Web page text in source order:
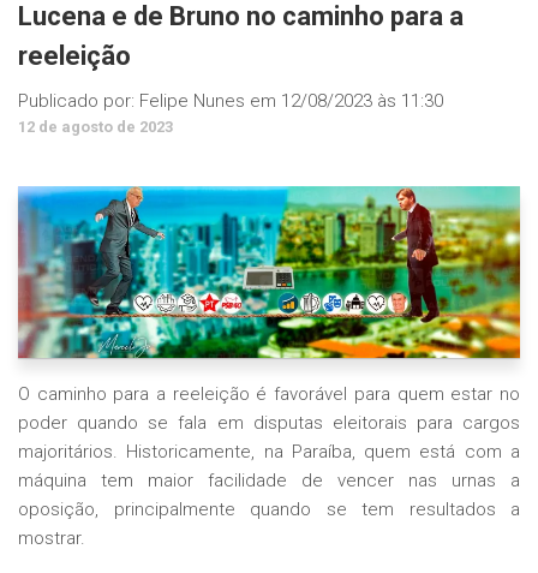
Lucena e de Bruno no caminho para a
reeleição
Publicado por: Felipe Nunes em 12/08/2023 às 11:30
12 de agosto de 2023
O caminho para a reeleição é favorável para quem estar no
poder quando se fala em disputas eleitorais para cargos
majoritários. Historicamente, na Paraíba, quem está com a
máquina tem maior facilidade de vencer nas urnas a
oposição, principalmente quando se tem resultados a
mostrar.